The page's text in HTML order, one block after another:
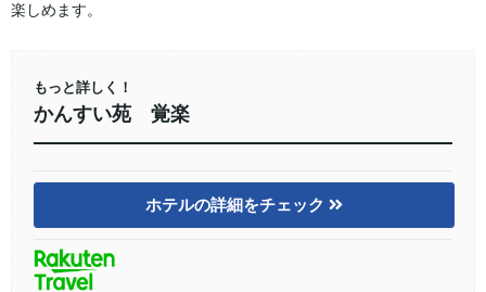
楽しめます。
もっと詳しく！
かんすい苑 覚楽
ホテルの詳細をチェック